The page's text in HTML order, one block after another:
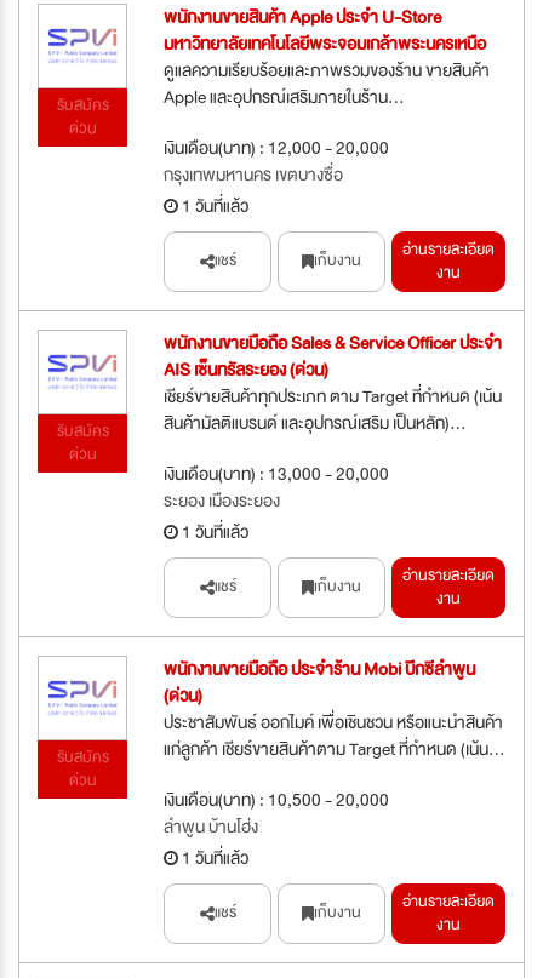
รับสมัคร
ด่วน
พนักงานขายสินค้า Apple ประจำ U-Store
มหาวิทยาลัยเทคโนโลยีพระจอมเกล้าพระนครเหนือ
ดูแลความเรียบร้อยและภาพรวมของร้าน ขายสินค้า
Apple และอุปกรณ์เสริมภายในร้าน...
เงินเดือน(บาท) : 12,000 - 20,000
กรุงเทพมหานคร เขตบางซื่อ
1 วันที่แล้ว
แชร์ เก็บงาน
อ่านรายละเอียด
งาน
รับสมัคร
ด่วน
พนักงานขายมือถือ Sales & Service Officer ประจำ
AIS เซ็นทรัลระยอง (ด่วน)
เชียร์ขายสินค้าทุกประเภท ตาม Target ที่กำหนด (เน้น
สินค้ามัลติแบรนด์ และอุปกรณ์เสริม เป็นหลัก)...
เงินเดือน(บาท) : 13,000 - 20,000
ระยอง เมืองระยอง
1 วันที่แล้ว
แชร์ เก็บงาน
อ่านรายละเอียด
งาน
รับสมัคร
ด่วน
พนักงานขายมือถือ ประจำร้าน Mobi บิีกซีลำพูน
(ด่วน)
ประชาสัมพันธ์ ออกไมค์ เพื่อเชินชวน หรือแนะนำสินค้า
แก่ลูกค้า เชียร์ขายสินค้าตาม Target ที่กำหนด (เน้น...
เงินเดือน(บาท) : 10,500 - 20,000
ลำพูน บ้านโฮ่ง
1 วันที่แล้ว
แชร์ เก็บงาน
อ่านรายละเอียด
งาน